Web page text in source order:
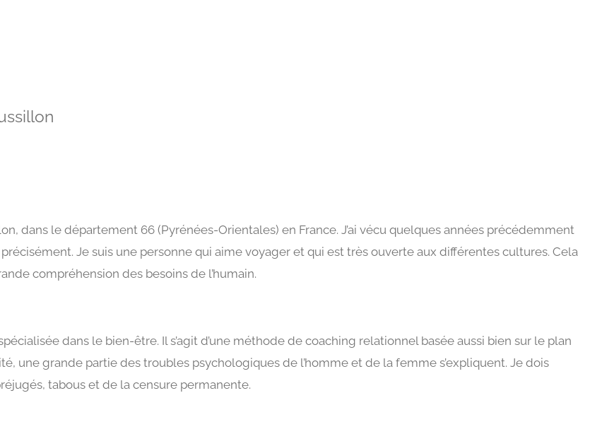
dans le département 66 (Pyrénées-Orientales) en France. J’ai vécu quelques années précédemment
Je suis une personne qui aime voyager et qui est très ouverte aux différentes cultures. Cela
compréhension des besoins de l’humain.
dans le bien-être. Il s’agit d’une méthode de coaching relationnel basée aussi bien sur le plan
une grande partie des troubles psychologiques de l’homme et de la femme s’expliquent. Je dois
tabous et de la censure permanente.